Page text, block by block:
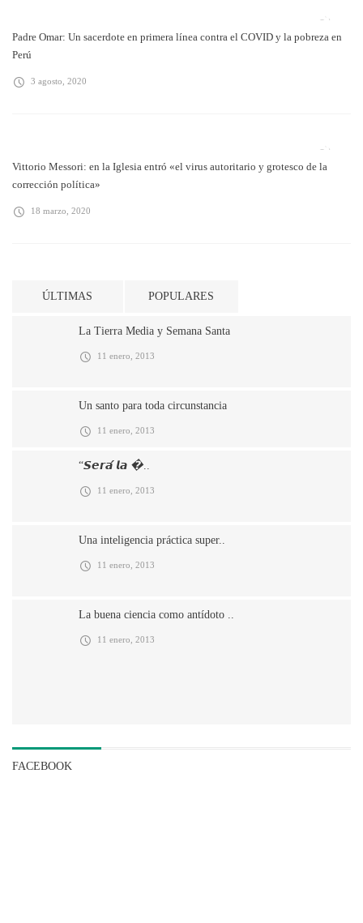
Padre Omar: Un sacerdote en primera línea contra el COVID y la pobreza en
Perú
3 agosto, 2020
Vittorio Messori: en la Iglesia entró «el virus autoritario y grotesco de la
corrección política»
18 marzo, 2020
ÚLTIMAS POPULARES
La Tierra Media y Semana Santa
11 enero, 2013
Un santo para toda circunstancia
11 enero, 2013
“𝙎𝙚𝙧𝙖́ 𝙡𝙖 �..
11 enero, 2013
Una inteligencia práctica super..
11 enero, 2013
La buena ciencia como antídoto ..
11 enero, 2013
FACEBOOK